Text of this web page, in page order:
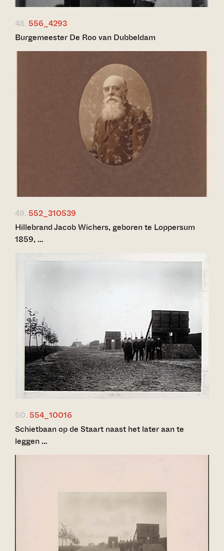
48. 556_4293
Burgemeester De Roo van Dubbeldam
49. 552_310539
Hillebrand Jacob Wichers, geboren te Loppersum
1859, …
50. 554_10016
Schietbaan op de Staart naast het later aan te
leggen …